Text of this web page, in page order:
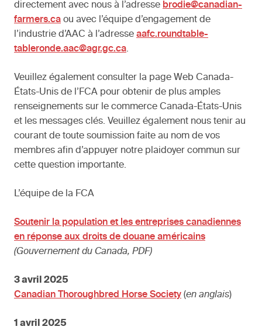
directement avec nous à l’adresse brodie@canadian-
farmers.ca ou avec l’équipe d’engagement de
l’industrie d’AAC à l’adresse aafc.roundtable-
tableronde.aac@agr.gc.ca.
Veuillez également consulter la page Web Canada-
États-Unis de l’FCA pour obtenir de plus amples
renseignements sur le commerce Canada-États-Unis
et les messages clés. Veuillez également nous tenir au
courant de toute soumission faite au nom de vos
membres afin d’appuyer notre plaidoyer commun sur
cette question importante.
L’équipe de la FCA
Soutenir la population et les entreprises canadiennes
en réponse aux droits de douane américains
(Gouvernement du Canada, PDF)
3 avril 2025
Canadian Thoroughbred Horse Society (en anglais)
1 avril 2025